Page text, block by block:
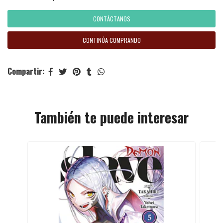
CONTÁCTANOS
CONTINÚA COMPRANDO
Compartir:
También te puede interesar